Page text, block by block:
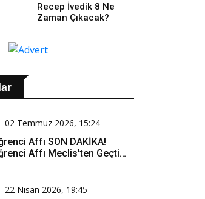
Recep İvedik 8 Ne
Zaman Çıkacak?
02 Temmuz 2026, 15:24
Affı SON DAKİKA!
Affı Meclis'ten Geçti
22 Nisan 2026, 19:45